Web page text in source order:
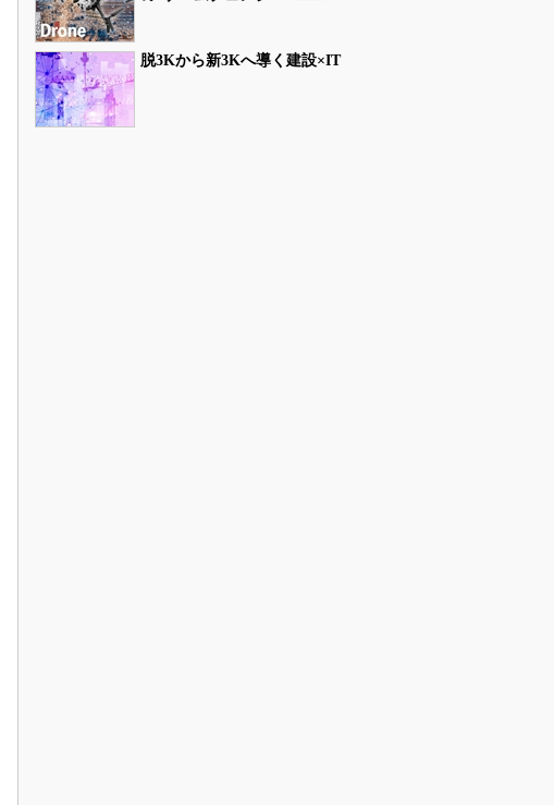
脱3Kから新3Kへ導く建設×IT